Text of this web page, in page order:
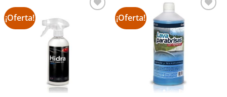
¡Oferta! ¡Oferta!